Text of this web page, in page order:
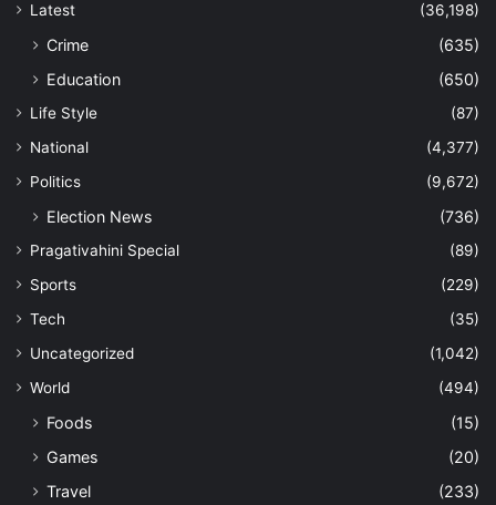
Latest
(36,198)
Crime
(635)
Education
(650)
Life Style
(87)
National
(4,377)
Politics
(9,672)
Election News (736)
Pragativahini Special
(89)
Sports
(229)
Tech
(35)
Uncategorized
(1,042)
World
(494)
Foods
(15)
Games
(20)
Travel
(233)